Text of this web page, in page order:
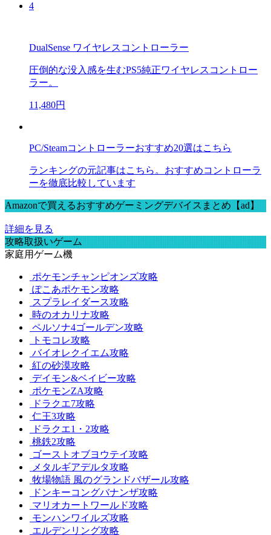
4
DualSense ワイヤレスコントローラー
圧倒的な没入感を生むPS5純正ワイヤレスコントロー
ラー。
11,480円
PC/Steamコントローラーおすすめ20選はこちら
ランキングの元記事はこちら。おすすめコントローラ
ーを徹底比較しています
Amazonで買えるおすすめゲーミングデバイスまとめ【ad】
詳細を見る
攻略取扱いゲーム
家庭用ゲーム機
ポケモンチャンピオンズ攻略
ぽこあポケモン攻略
スプラレイダース攻略
時のオカリナ攻略
ペルソナ4ゴールデン攻略
トモコレ攻略
バイオレクイエム攻略
紅の砂漠攻略
デイモン&ベイビー攻略
ポケモンZA攻略
ドラクエ7攻略
仁王3攻略
ドラクエ1・2攻略
桃鉄2攻略
ゴーストオブヨウテイ攻略
メタルギアデルタ攻略
牧場物語 風のグランドバザール攻略
ドンキーコングバナンザ攻略
マリオカートワールド攻略
モンハンワイルズ攻略
エルデンリング攻略